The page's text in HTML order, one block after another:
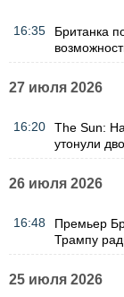
16:35
Британка
27 июля 2026
16:20
The Sun:
утонули
26 июля 2026
16:48
Премьер
Трампу
25 июля 2026